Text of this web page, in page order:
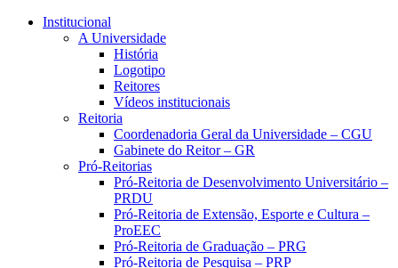
Conteúdo principal
Institucional
A Universidade
História
Logotipo
Reitores
Vídeos institucionais
Reitoria
Coordenadoria Geral da Universidade – CGU
Gabinete do Reitor – GR
Pró-Reitorias
Pró-Reitoria de Desenvolvimento Universitário –
PRDU
Pró-Reitoria de Extensão, Esporte e Cultura –
ProEEC
Pró-Reitoria de Graduação – PRG
Pró-Reitoria de Pesquisa – PRP